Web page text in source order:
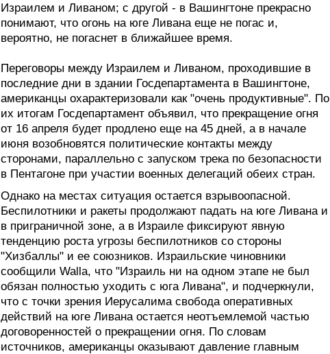
Израилем и Ливаном; с другой - в Вашингтоне прекрасно
понимают, что огонь на юге Ливана еще не погас и,
вероятно, не погаснет в ближайшее время.
Переговоры между Израилем и Ливаном, проходившие в
последние дни в здании Госдепартамента в Вашингтоне,
американцы охарактеризовали как "очень продуктивные". По
их итогам Госдепартамент объявил, что прекращение огня
от 16 апреля будет продлено еще на 45 дней, а в начале
июня возобновятся политические контакты между
сторонами, параллельно с запуском трека по безопасности
в Пентагоне при участии военных делегаций обеих стран.
Однако на местах ситуация остается взрывоопасной.
Беспилотники и ракеты продолжают падать на юге Ливана и
в приграничной зоне, а в Израиле фиксируют явную
тенденцию роста угрозы беспилотников со стороны
"Хизбаллы" и ее союзников. Израильские чиновники
сообщили Walla, что "Израиль ни на одном этапе не был
обязан полностью уходить с юга Ливана", и подчеркнули,
что с точки зрения Иерусалима свобода оперативных
действий на юге Ливана остается неотъемлемой частью
договоренностей о прекращении огня. По словам
источников, американцы оказывают давление главным